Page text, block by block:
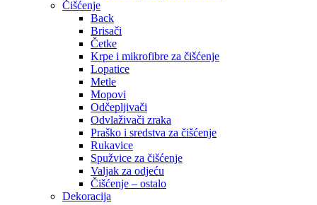
Čišćenje
Back
Brisači
Četke
Krpe i mikrofibre za čišćenje
Lopatice
Metle
Mopovi
Odčepljivači
Odvlaživači zraka
Praško i sredstva za čišćenje
Rukavice
Spužvice za čišćenje
Valjak za odjeću
Čišćenje – ostalo
Dekoracija